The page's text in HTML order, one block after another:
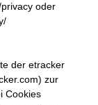
oder
der etracker
zur
Cookies